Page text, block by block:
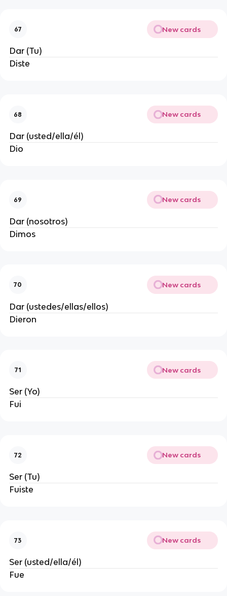
67 New cards
Dar (Tu)
Diste
68 New cards
Dar (usted/ella/él)
Dio
69 New cards
Dar (nosotros)
Dimos
70 New cards
Dar (ustedes/ellas/ellos)
Dieron
71 New cards
Ser (Yo)
Fui
72 New cards
Ser (Tu)
Fuiste
73 New cards
Ser (usted/ella/él)
Fue